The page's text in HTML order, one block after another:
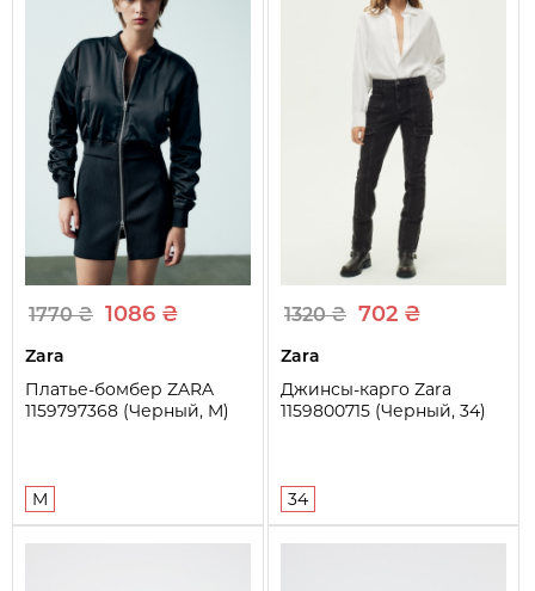
Материал наполнителя
Материал подкладки
Тип воротника
Отложной (рубашечный)
Тип застежки
Карманы
Фасон рукава
1770 ₴ 1086 ₴
Zara
Платье-бомбер ZARA
1159797368 (Черный, M)
M
1320 ₴ 702 ₴
Zara
Джинсы-карго Zara
1159800715 (Черный, 34)
34